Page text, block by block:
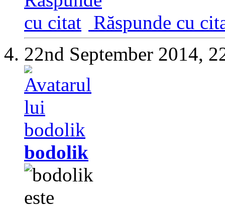
Răspunde cu
22nd September 2014,
bodolik